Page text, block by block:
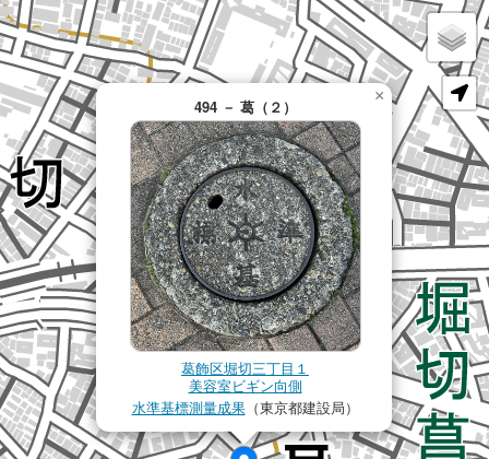
494 － 葛（２）
葛飾区堀切三丁目１
美容室ビギン向側
水準基標測量成果（東京都建設局）
×